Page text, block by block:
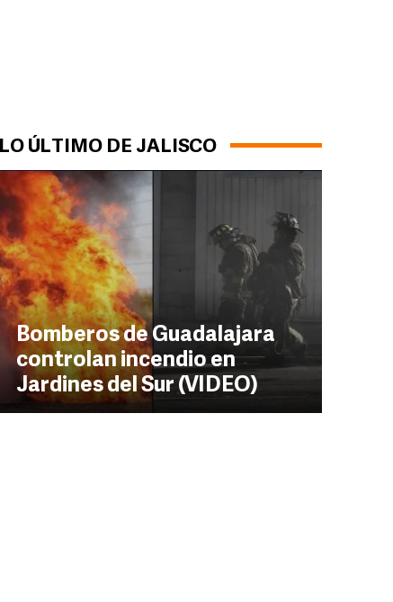
LO ÚLTIMO DE JALISCO
Bomberos de Guadalajara
controlan incendio en
Jardines del Sur (VIDEO)